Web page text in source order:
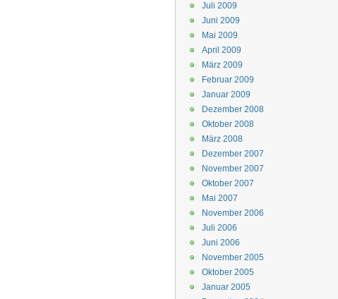
Juli 2009
Juni 2009
Mai 2009
April 2009
März 2009
Februar 2009
Januar 2009
Dezember 2008
Oktober 2008
März 2008
Dezember 2007
November 2007
Oktober 2007
Mai 2007
November 2006
Juli 2006
Juni 2006
November 2005
Oktober 2005
Januar 2005